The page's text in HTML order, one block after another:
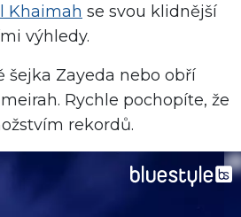
Khaimah se svou klidnější
výhledy.
Zayeda nebo obří
Rychle pochopíte, že
rekordů.